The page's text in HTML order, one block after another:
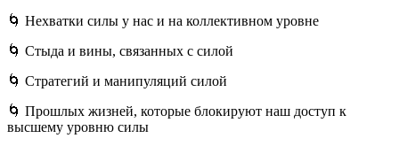
🌀 Нехватки силы у нас и на коллективном уровне
🌀 Стыда и вины, связанных с силой
🌀 Стратегий и манипуляций силой
🌀 Прошлых жизней, которые блокируют наш доступ к
высшему уровню силы